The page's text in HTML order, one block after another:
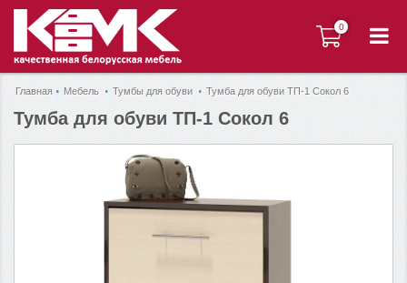
0
0
Главная Мебель Тумбы для обуви Тумба для обуви ТП-1 Сокол 6
Тумба для обуви ТП-1 Сокол 6